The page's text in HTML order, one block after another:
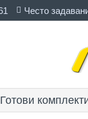
Често
Готови